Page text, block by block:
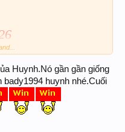
Huynh.Nó gần gần giống
huynh nhé.Cuối